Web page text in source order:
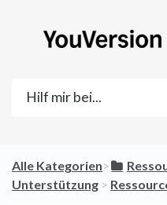
Alle Kategorien​>​
Unterstützung ​ > ​